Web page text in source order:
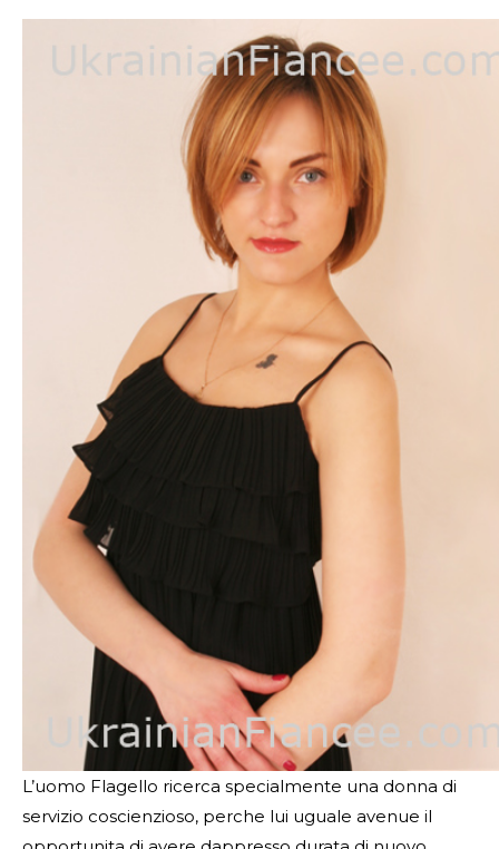
L’uomo Flagello ricerca specialmente una donna di
servizio coscienzioso, perche lui uguale avenue il